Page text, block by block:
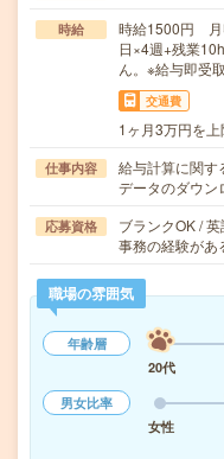
時給
時給1500円 月
日×4週+残業
ん。※給与即受
交通費
1ヶ月3万円を
仕事内容
給与計算に関す
データのダウ
応募資格
ブランクOK /
事務の経験があ
職場の雰囲気
年齢層
20代
男女比率
女性